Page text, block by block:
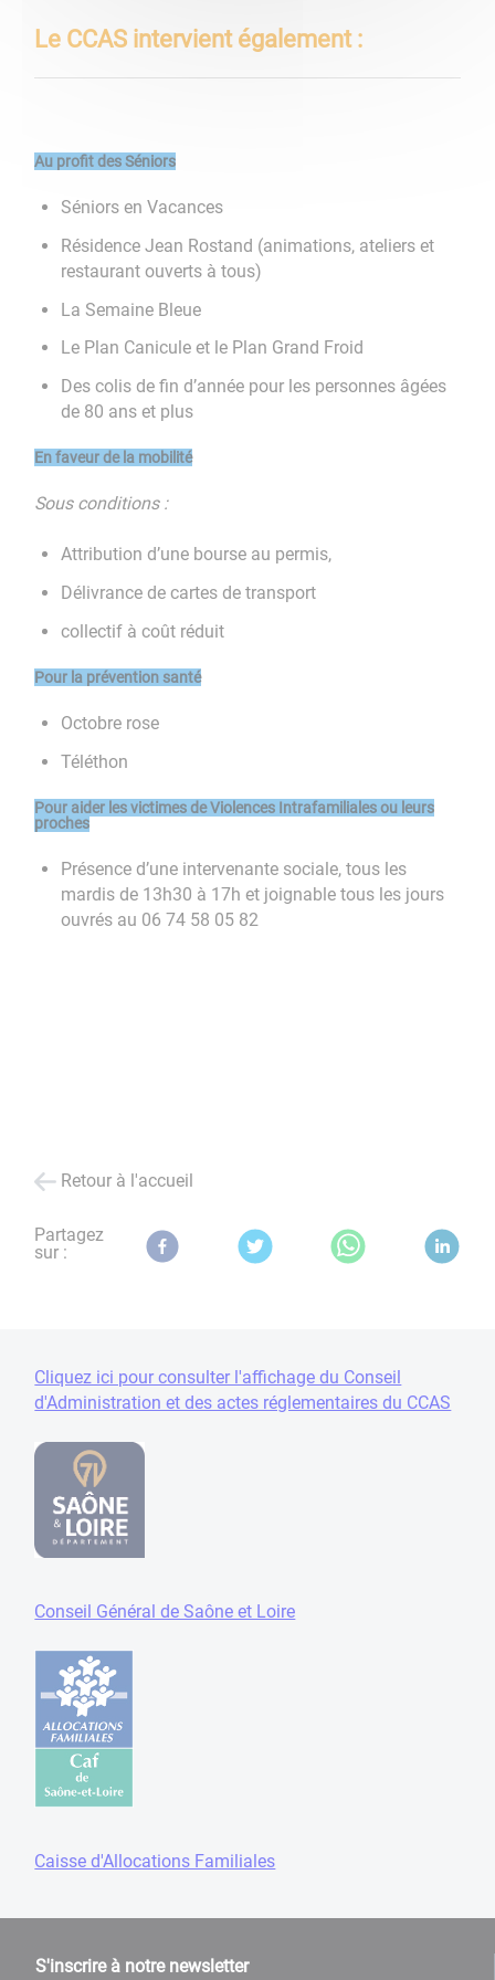
Le CCAS intervient également :
Au profit des Séniors
Séniors en Vacances
Résidence Jean Rostand (animations, ateliers et
restaurant ouverts à tous)
La Semaine Bleue
Le Plan Canicule et le Plan Grand Froid
Des colis de fin d’année pour les personnes âgées
de 80 ans et plus
En faveur de la mobilité
Sous conditions :
Attribution d’une bourse au permis,
Délivrance de cartes de transport
collectif à coût réduit
Pour la prévention santé
Octobre rose
Téléthon
Pour aider les victimes de Violences Intrafamiliales ou leurs
proches
Présence d’une intervenante sociale, tous les
mardis de 13h30 à 17h et joignable tous les jours
ouvrés au 06 74 58 05 82
Retour à l'accueil
Partagez
sur :
Cliquez ici pour consulter l'affichage du Conseil
d'Administration et des actes réglementaires du CCAS
Conseil Général de Saône et Loire
Caisse d'Allocations Familiales
S'inscrire à notre newsletter